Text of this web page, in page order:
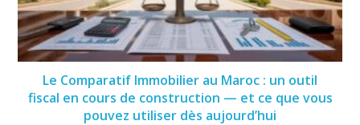
Le Comparatif Immobilier au Maroc : un outil
fiscal en cours de construction — et ce que vous
pouvez utiliser dès aujourd’hui